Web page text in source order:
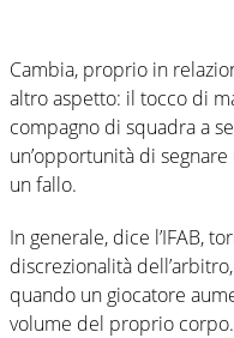
Cambia, proprio in
altro aspetto: il tocco di
compagno di squadra a
un’opportunità di
un fallo.
In generale, dice l’IFAB,
discrezionalità
quando un giocatore
volume del proprio corpo.